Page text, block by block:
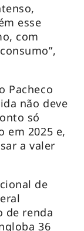
esse
com
Pacheco
não deve
só
em 2025 e,
a valer
de
de renda
36